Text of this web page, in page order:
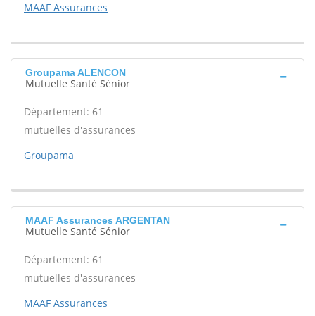
MAAF Assurances
Groupama ALENCON
Mutuelle Santé Sénior
Département: 61
mutuelles d'assurances
Groupama
MAAF Assurances ARGENTAN
Mutuelle Santé Sénior
Département: 61
mutuelles d'assurances
MAAF Assurances